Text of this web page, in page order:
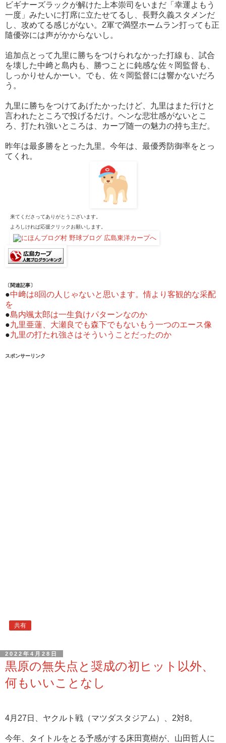
ビギナーズラックが解けた上本崇司をいまだ「幸運よもう
一度」みたいに打席に立たせてるし、長野久義スタメンだ
し、攻めてる感じがない。2軍で満塁ホームラン打っても正
隨優弥には声がかからないし。
追加点とって九里に勝ちをつけられなかった打線も、試合
を壊した中﨑と島内も、勝つことに鈍感な佐々岡監督も、
しっかりせんかーい。でも、佐々岡監督には響かないだろ
う。
九里に勝ちをつけてあげたかったけど、九里はまた行けと
言われたところで投げるだけ。ヘンな悲壮感がないとこ
ろ、打たれ強いところは、カープ随一の魅力の持ち主だ。
昨年は最多勝をとった九里。今年は、最優秀防御率をとっ
てくれ。
来てくださってありがとうございます。
よろしければ応援クリックお願いします。
〔関連記事〕
●中﨑は8回の人じゃないと思います。情より客観的な采配
を
●島内颯太郎は一生負けパターンなのか
●九里亜蓮、大瀬良でも森下でもないもう一つのエース像
●九里の打たれ強さはそういうことだったのか
スポンサーリンク
共有
2022年4月28日
黒原の無失点と奨成の初ヒット以外、
何もいいことなし
4月27日、ヤクルト戦（マツダスタジアム）、2対8。
今年、タイトルをとる予感がする床田寛樹が、山田哲人に